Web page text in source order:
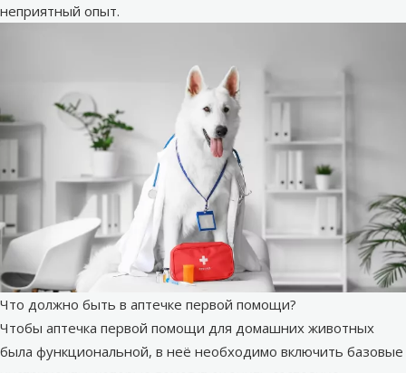
неприятный опыт.
Что должно быть в аптечке первой помощи?
Чтобы аптечка первой помощи для домашних животных
была функциональной, в неё необходимо включить базовые